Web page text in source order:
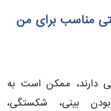
مناسب برای من
دارند، ممکن است به
بینی، شکستگی،